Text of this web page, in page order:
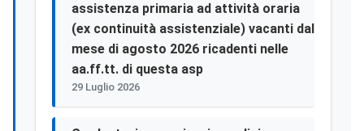
assistenza primaria ad attività oraria
(ex continuità assistenziale) vacanti dal
mese di agosto 2026 ricadenti nelle
aa.ff.tt. di questa asp
29 Luglio 2026